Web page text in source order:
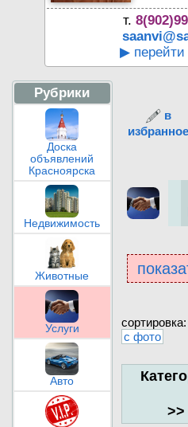
т.
▶ перейти
Рубрики
Доска
объявлений
Красноярска
Недвижимость
Животные
Услуги
Авто
в
избранное
сортировка:
с фото
>>